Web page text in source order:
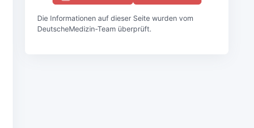
Die Informationen auf dieser Seite wurden vom
DeutscheMedizin-Team überprüft.